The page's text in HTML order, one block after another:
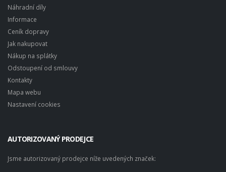
Náhradní díly
Informace
Ceník dopravy
Jak nakupovat
Nákup na splátky
Odstoupení od smlouvy
Kontakty
Mapa webu
Nastavení cookies
AUTORIZOVANÝ PRODEJCE
Jsme autorizovaný prodejce níže uvedených značek: